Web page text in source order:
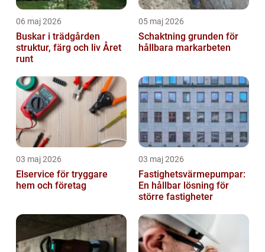
06 maj 2026
Buskar i trädgården
struktur, färg och liv Året
runt
05 maj 2026
Schaktning grunden för
hållbara markarbeten
03 maj 2026
Elservice för tryggare
hem och företag
03 maj 2026
Fastighetsvärmepumpar:
En hållbar lösning för
större fastigheter